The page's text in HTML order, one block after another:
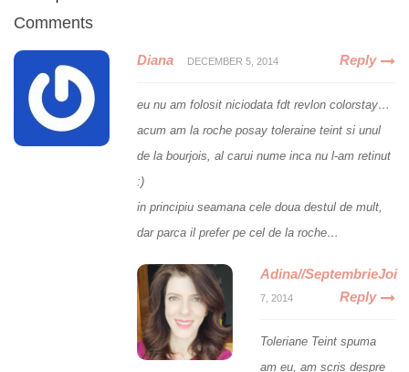
Comments
Diana DECEMBER 5, 2014 Reply
eu nu am folosit niciodata fdt revlon colorstay…
acum am la roche posay toleraine teint si unul
de la bourjois, al carui nume inca nu l-am retinut
:)
in principiu seamana cele doua destul de mult,
dar parca il prefer pe cel de la roche…
Adina//SeptembrieJoi
7, 2014 Reply
Toleriane Teint spuma
am eu, am scris despre